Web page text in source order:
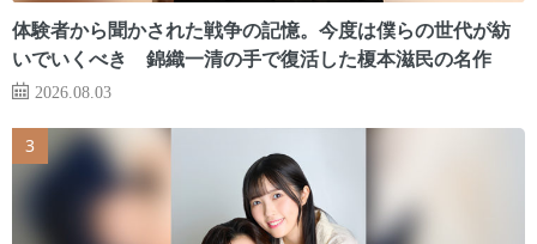
体験者から聞かされた戦争の記憶。今度は僕らの世代が紡
いでいくべき 錦織一清の手で復活した榎本滋民の名作
2026.08.03